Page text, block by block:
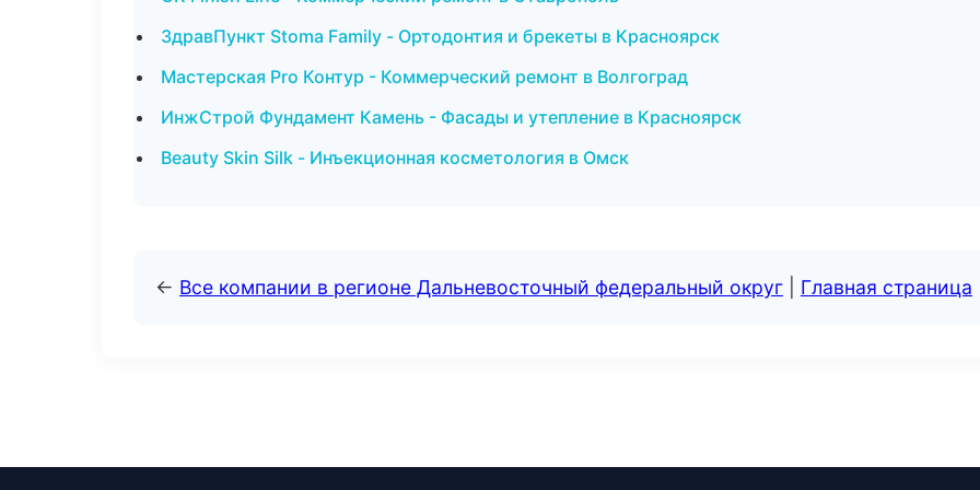
ЗдравПункт Stoma Family - Ортодонтия и брекеты в Красноярск
Мастерская Pro Контур - Коммерческий ремонт в Волгоград
ИнжСтрой Фундамент Камень - Фасады и утепление в Красноярск
Beauty Skin Silk - Инъекционная косметология в Омск
← Все компании в регионе Дальневосточный федеральный округ Главная страница